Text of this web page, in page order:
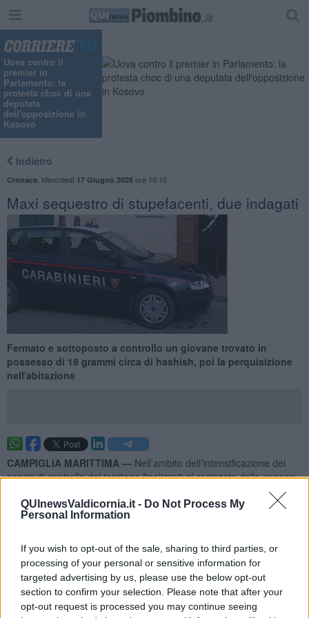
QUInewsValdicornia.it - Do Not Process My
Personal Information
If you wish to opt-out of the sale, sharing to third parties, or
processing of your personal or sensitive information for
targeted advertising by us, please use the below opt-out
section to confirm your selection. Please note that after your
opt-out request is processed you may continue seeing
Uova contro il
premier in
Parlamento: la
protesta choc di una
deputata
dell'opposizione in
Kosovo
Indietro
Cronaca Mercoledì 17 Giugno 2026ore 16:15
Maxi sequestro di stupefacenti, due indagati
Fermato e sottoposto a controllo un giovane trovato in
possesso di 18 grammi circa di hashish, poi la perquisizione
nell'abitazione
CAMPIGLIA MARITTIMA — Nell’ambito dell’intensificazione dei
servizi di controllo del territorio finalizzati al contrasto dello spaccio
di sostanze stupefacenti nella Val di Cornia, i Carabinieri della
Stazione di Venturina Terme hanno tratto in arresto in flagranza di
reato un 40enne e deferito in stato di libertà un 20enne, entrambi
illecite.
L'operazione è scattata in orario pomeridiano nella frazione di
Venturina Terme dove i militari operanti, impegnati in un mirato
servizio di osservazione, hanno notato il giovane uscire con fare
sospetto da un’abitazione. Fermato e sottoposto a controllo,